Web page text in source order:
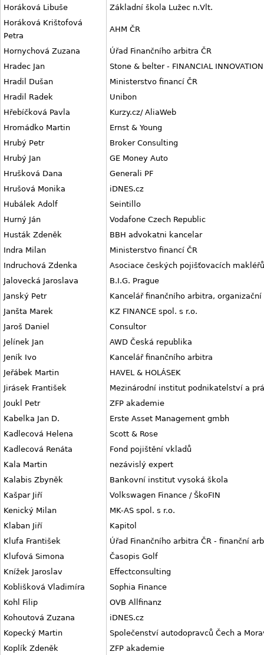
Horáková Libuše
Základní škola Lužec n.Vlt.
Horáková Krištofová
Petra
AHM ČR
Hornychová Zuzana
Úřad Finančního arbitra ČR
Hradec Jan
Stone & belter - FINANCIAL INNOVATION
Hradil Dušan
Ministerstvo financí ČR
Hradil Radek
Unibon
Hřebíčková Pavla
Kurzy.cz/ AliaWeb
Hromádko Martin
Ernst & Young
Hrubý Petr
Broker Consulting
Hrubý Jan
GE Money Auto
Hrušková Dana
Generali PF
Hrušová Monika
iDNES.cz
Hubálek Adolf
Seintillo
Hurný Ján
Vodafone Czech Republic
Husták Zdeněk
BBH advokatni kancelar
Indra Milan
Ministerstvo financí ČR
Indruchová Zdenka
Asociace českých pojišťovacích makléřů
Jalovecká Jaroslava
B.I.G. Prague
Janský Petr
Kancelář finančního arbitra,
Janšta Marek
KZ FINANCE spol. s r.o.
Jaroš Daniel
Consultor
Jelínek Jan
AWD Česká republika
Jeník Ivo
Kancelář finančního arbitra
Jeřábek Martin
HAVEL & HOLÁSEK
Jirásek František
Mezinárodní institut podnikatelství a
Joukl Petr
ZFP akademie
Kabelka Jan D.
Erste Asset Management gmbh
Kadlecová Helena
Scott & Rose
Kadlecová Renáta
Fond pojištění vkladů
Kala Martin
nezávislý expert
Kalabis Zbyněk
Bankovní institut vysoká škola
Kašpar Jiří
Volkswagen Finance / ŠkoFIN
Kenický Milan
MK-AS spol. s r.o.
Klaban Jiří
Kapitol
Klufa František
Úřad Finančního arbitra ČR - finanční
Klufová Simona
Časopis Golf
Knížek Jaroslav
Effectconsulting
Koblišková Vladimíra
Sophia Finance
Kohl Filip
OVB Allfinanz
Kohoutová Zuzana
iDNES.cz
Kopecký Martin
Společenství autodopravců Čech a
Koplík Zdeněk
ZFP akademie